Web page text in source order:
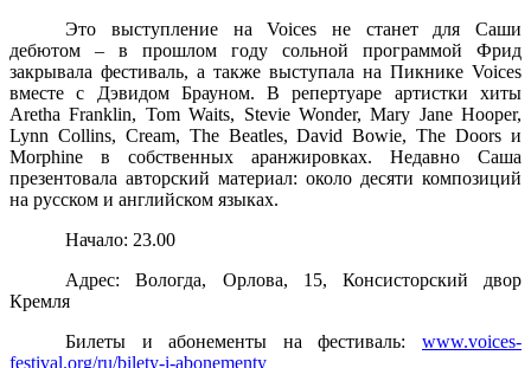
Это выступление на Voices не станет для Саши
дебютом – в прошлом году сольной программой Фрид
закрывала фестиваль, а также выступала на Пикнике Voices
вместе с Дэвидом Брауном. В
репертуаре артистки
хиты
Aretha Franklin, Tom Waits, Stevie Wonder, Mary Jane Hooper,
Lynn Collins, Cream, The Beatles, David Bowie, The Doors и
Morphine
в собственных аранжировках.
Недавно Саша
презентовала авторский материал: около десяти композиций
на русском и английском языках.
Начало: 23.00
Адрес: Вологда, Орлова, 15, Консисторский двор
Кремля
Билеты и абонементы на фестиваль: www.voices-
festival.org/ru/bilety-i-abonementy